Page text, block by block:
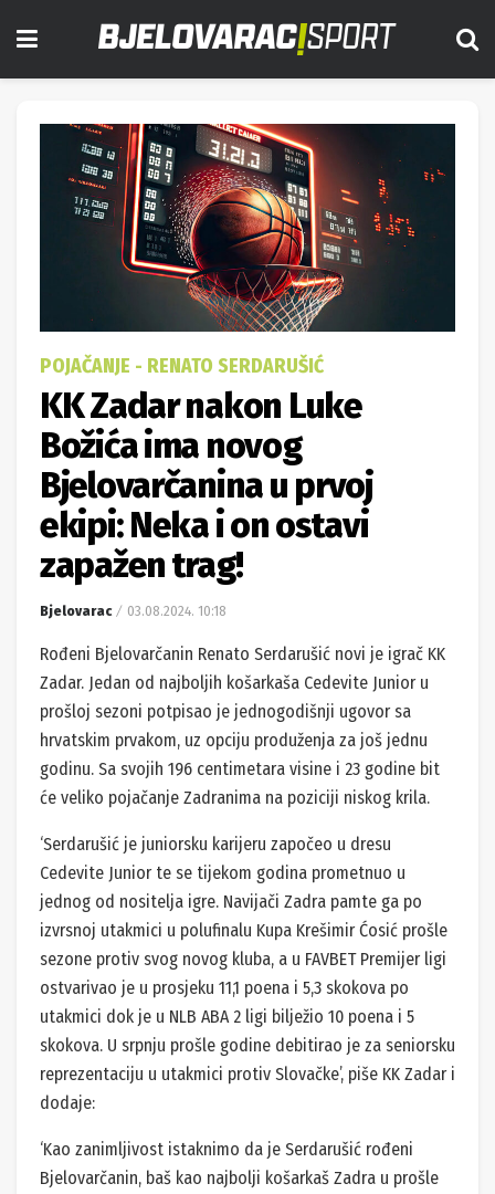
POJAČANJE - RENATO SERDARUŠIĆ
KK Zadar nakon Luke
Božića ima novog
Bjelovarčanina u prvoj
ekipi: Neka i on ostavi
zapažen trag!
Bjelovarac 03.08.2024. 10:18
Rođeni Bjelovarčanin Renato Serdarušić novi je igrač KK
Zadar. Jedan od najboljih košarkaša Cedevite Junior u
prošloj sezoni potpisao je jednogodišnji ugovor sa
hrvatskim prvakom, uz opciju produženja za još jednu
godinu. Sa svojih 196 centimetara visine i 23 godine bit
će veliko pojačanje Zadranima na poziciji niskog krila.
‘Serdarušić je juniorsku karijeru započeo u dresu
Cedevite Junior te se tijekom godina prometnuo u
jednog od nositelja igre. Navijači Zadra pamte ga po
izvrsnoj utakmici u polufinalu Kupa Krešimir Ćosić prošle
sezone protiv svog novog kluba, a u FAVBET Premijer ligi
ostvarivao je u prosjeku 11,1 poena i 5,3 skokova po
utakmici dok je u NLB ABA 2 ligi bilježio 10 poena i 5
skokova. U srpnju prošle godine debitirao je za seniorsku
reprezentaciju u utakmici protiv Slovačke’, piše KK Zadar i
dodaje:
‘Kao zanimljivost istaknimo da je Serdarušić rođeni
Bjelovarčanin, baš kao najbolji košarkaš Zadra u prošle